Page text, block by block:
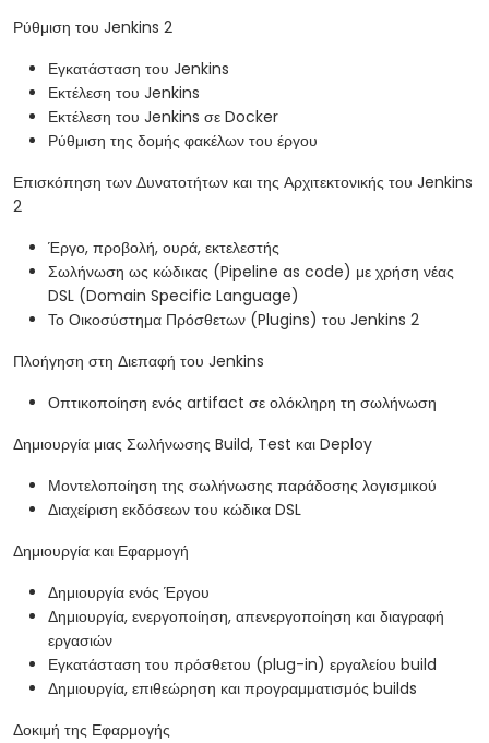
Ρύθμιση του Jenkins 2
Εγκατάσταση του Jenkins
Εκτέλεση του Jenkins
Εκτέλεση του Jenkins σε Docker
Ρύθμιση της δομής φακέλων του έργου
Επισκόπηση των Δυνατοτήτων και της Αρχιτεκτονικής του Jenkins
2
Έργο, προβολή, ουρά, εκτελεστής
Σωλήνωση ως κώδικας (Pipeline as code) με χρήση νέας
DSL (Domain Specific Language)
Το Οικοσύστημα Πρόσθετων (Plugins) του Jenkins 2
Πλοήγηση στη Διεπαφή του Jenkins
Οπτικοποίηση ενός artifact σε ολόκληρη τη σωλήνωση
Δημιουργία μιας Σωλήνωσης Build, Test και Deploy
Μοντελοποίηση της σωλήνωσης παράδοσης λογισμικού
Διαχείριση εκδόσεων του κώδικα DSL
Δημιουργία και Εφαρμογή
Δημιουργία ενός Έργου
Δημιουργία, ενεργοποίηση, απενεργοποίηση και διαγραφή
εργασιών
Εγκατάσταση του πρόσθετου (plug-in) εργαλείου build
Δημιουργία, επιθεώρηση και προγραμματισμός builds
Δοκιμή της Εφαρμογής